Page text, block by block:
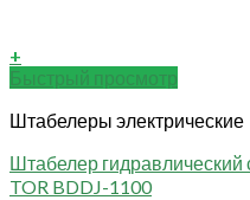
+
Быстрый просмотр
Штабелеры электрические
Штабелер гидравлический
TOR BDDJ-1100